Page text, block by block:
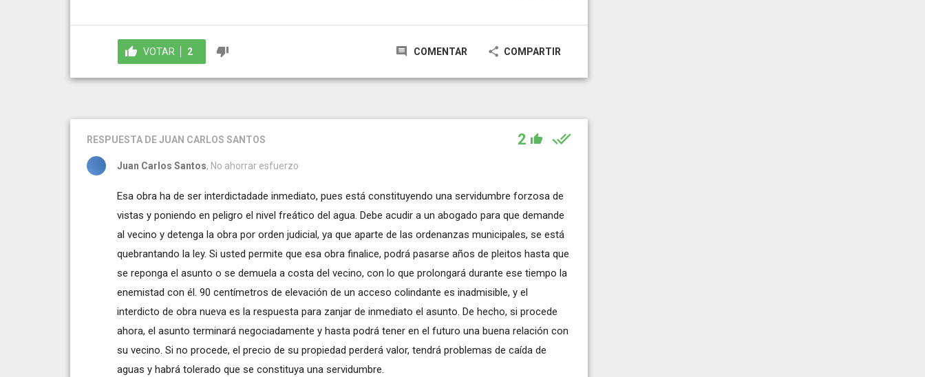
VOTAR 2 COMENTAR COMPARTIR
RESPUESTA DE JUAN CARLOS SANTOS 2
Juan Carlos Santos, No ahorrar esfuerzo
Esa obra ha de ser interdictadade inmediato, pues está constituyendo una servidumbre forzosa de
vistas y poniendo en peligro el nivel freático del agua. Debe acudir a un abogado para que demande
al vecino y detenga la obra por orden judicial, ya que aparte de las ordenanzas municipales, se está
quebrantando la ley. Si usted permite que esa obra finalice, podrá pasarse años de pleitos hasta que
se reponga el asunto o se demuela a costa del vecino, con lo que prolongará durante ese tiempo la
enemistad con él. 90 centímetros de elevación de un acceso colindante es inadmisible, y el
interdicto de obra nueva es la respuesta para zanjar de inmediato el asunto. De hecho, si procede
ahora, el asunto terminará negociadamente y hasta podrá tener en el futuro una buena relación con
su vecino. Si no procede, el precio de su propiedad perderá valor, tendrá problemas de caída de
aguas y habrá tolerado que se constituya una servidumbre.